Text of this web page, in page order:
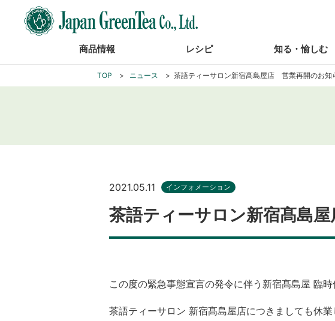
商品情報 レシピ 知る・愉しむ
TOP ニュース 茶語ティーサロン新宿髙島屋店 営業再開のお知
2021.05.11 インフォメーション
茶語ティーサロン新宿髙島
この度の緊急事態宣言の発令に伴う新宿髙島屋 臨時
茶語ティーサロン 新宿髙島屋店につきましても休業